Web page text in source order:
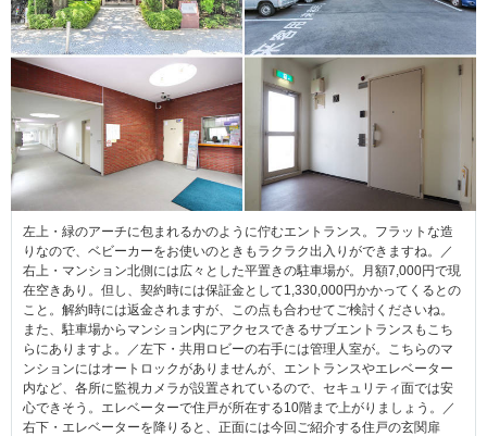
左上・緑のアーチに包まれるかのように佇むエントランス。フラットな造
りなので、ベビーカーをお使いのときもラクラク出入りができますね。／
右上・マンション北側には広々とした平置きの駐車場が。月額7,000円で現
在空きあり。但し、契約時には保証金として1,330,000円かかってくるとの
こと。解約時には返金されますが、この点も合わせてご検討くださいね。
また、駐車場からマンション内にアクセスできるサブエントランスもこち
らにありますよ。／左下・共用ロビーの右手には管理人室が。こちらのマ
ンションにはオートロックがありませんが、エントランスやエレベーター
内など、各所に監視カメラが設置されているので、セキュリティ面では安
心できそう。エレベーターで住戸が所在する10階まで上がりましょう。／
右下・エレベーターを降りると、正面には今回ご紹介する住戸の玄関扉